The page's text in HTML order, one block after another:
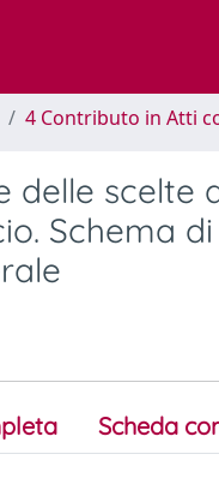
4 Contributo in Atti
delle scelte
Schema
Scheda